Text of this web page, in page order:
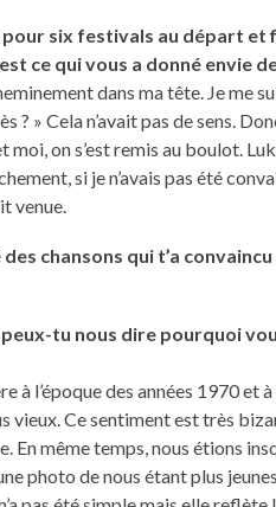
pour six festivals au départ et
ce qui vous a donné envie
dans ma tête. Je me
? » Cela n’avait pas de sens.
on s’est remis au boulot.
si je n’avais pas été
venue.
chansons qui t’a
tu nous dire pourquoi
à l’époque des années 1970 et
vieux. Ce sentiment est très
En même temps, nous étions
photo de nous étant plus